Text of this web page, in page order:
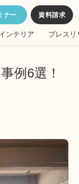
ナー
インテリア プレスリ
例6選！